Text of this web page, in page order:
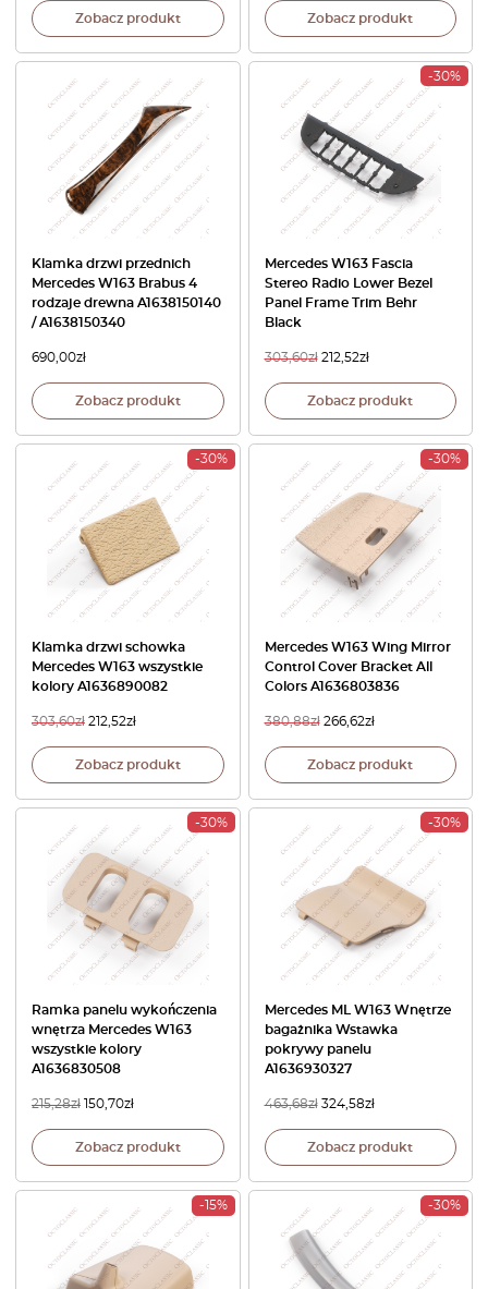
Zobacz produkt Zobacz produkt
Klamka drzwi przednich
Mercedes W163 Brabus 4
rodzaje drewna A1638150140
/ A1638150340
690,00zł
Zobacz produkt
-30%
Mercedes W163 Fascia
Stereo Radio Lower Bezel
Panel Frame Trim Behr
Black
303,60zł 212,52zł
Zobacz produkt
-30%
Klamka drzwi schowka
Mercedes W163 wszystkie
kolory A1636890082
303,60zł 212,52zł
Zobacz produkt
-30%
Mercedes W163 Wing Mirror
Control Cover Bracket All
Colors A1636803836
380,88zł 266,62zł
Zobacz produkt
-30%
Ramka panelu wykończenia
wnętrza Mercedes W163
wszystkie kolory
A1636830508
215,28zł 150,70zł
Zobacz produkt
-30%
Mercedes ML W163 Wnętrze
bagażnika Wstawka
pokrywy panelu
A1636930327
463,68zł 324,58zł
Zobacz produkt
-15% -30%